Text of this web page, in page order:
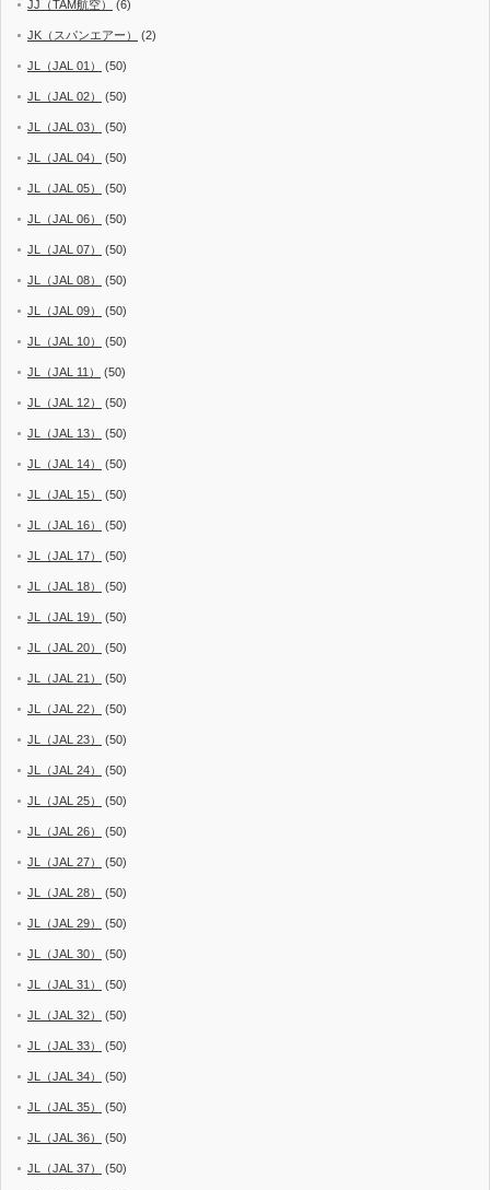
JJ（TAM航空） (6)
JK（スパンエアー） (2)
JL（JAL 01） (50)
JL（JAL 02） (50)
JL（JAL 03） (50)
JL（JAL 04） (50)
JL（JAL 05） (50)
JL（JAL 06） (50)
JL（JAL 07） (50)
JL（JAL 08） (50)
JL（JAL 09） (50)
JL（JAL 10） (50)
JL（JAL 11） (50)
JL（JAL 12） (50)
JL（JAL 13） (50)
JL（JAL 14） (50)
JL（JAL 15） (50)
JL（JAL 16） (50)
JL（JAL 17） (50)
JL（JAL 18） (50)
JL（JAL 19） (50)
JL（JAL 20） (50)
JL（JAL 21） (50)
JL（JAL 22） (50)
JL（JAL 23） (50)
JL（JAL 24） (50)
JL（JAL 25） (50)
JL（JAL 26） (50)
JL（JAL 27） (50)
JL（JAL 28） (50)
JL（JAL 29） (50)
JL（JAL 30） (50)
JL（JAL 31） (50)
JL（JAL 32） (50)
JL（JAL 33） (50)
JL（JAL 34） (50)
JL（JAL 35） (50)
JL（JAL 36） (50)
JL（JAL 37） (50)